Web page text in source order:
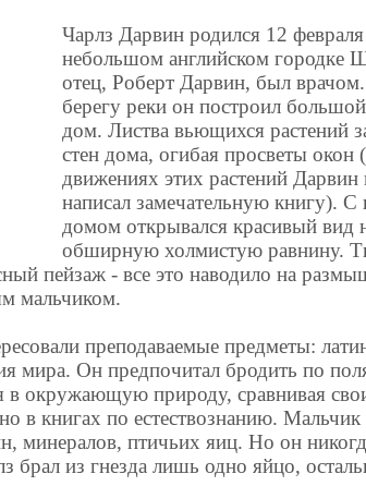
Чарлз Дарвин родился 12
небольшом английском городке
отец, Роберт Дарвин, был
берегу реки он построил
дом. Листва вьющихся растений
стен дома, огибая просветы
движениях этих растений Дарвин
написал замечательную книгу).
домом открывался красивый вид
обширную холмистую равнину.
пейзаж - все это наводило на
мальчиком.
преподаваемые предметы:
мира. Он предпочитал бродить по
в окружающую природу, сравнивая
в книгах по естествознанию. Мальчик
минералов, птичьих яиц. Но он
брал из гнезда лишь одно яйцо,